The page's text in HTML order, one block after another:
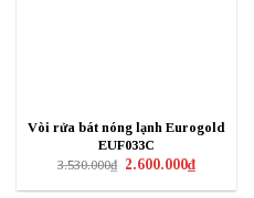
Vòi rửa bát nóng lạnh Eurogold
EUF033C
3.530.000₫ Giá
là:
2.600.000₫Giá
hiện
tại